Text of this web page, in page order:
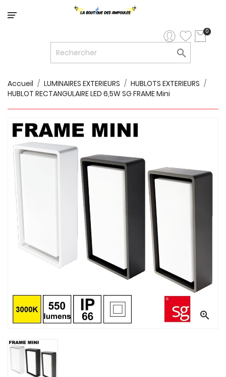
Catégorie
12V/24V
INTERIEURS
LUMINAIRES
EXTERIEURS
RUBANS
LED
AMPOULES
LUMINAIRES
CONNECTES
ACCESSOIRES
FLUO-
TUBES
FLUORESCENTS
0

Accueil LUMINAIRES EXTERIEURS
HUBLOTS EXTERIEURS
HUBLOT RECTANGULAIRE LED 6,5W SG FRAME Mini
